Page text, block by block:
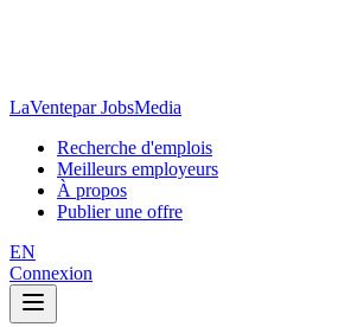
LaVentepar JobsMedia
Recherche d'emplois
Meilleurs employeurs
À propos
Publier une offre
EN
Connexion